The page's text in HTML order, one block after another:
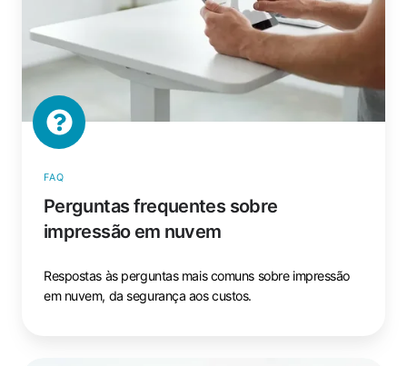
FAQ
Perguntas frequentes sobre
impressão em nuvem
Respostas às perguntas mais comuns sobre impressão
em nuvem, da segurança aos custos.